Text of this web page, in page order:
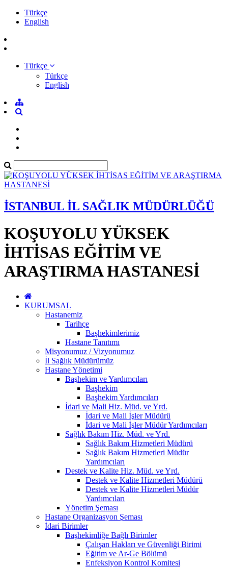
Türkçe
English
Türkçe
Türkçe
English
İSTANBUL İL SAĞLIK MÜDÜRLÜĞÜ
KOŞUYOLU YÜKSEK
İHTİSAS EĞİTİM VE
ARAŞTIRMA HASTANESİ
KURUMSAL
Hastanemiz
Tarihçe
Başhekimlerimiz
Hastane Tanıtımı
Misyonumuz / Vizyonumuz
İl Sağlık Müdürümüz
Hastane Yönetimi
Başhekim ve Yardımcıları
Başhekim
Başhekim Yardımcıları
İdari ve Mali Hiz. Müd. ve Yrd.
İdari ve Mali İşler Müdürü
İdari ve Mali İşler Müdür Yardımcıları
Sağlık Bakım Hiz. Müd. ve Yrd.
Sağlık Bakım Hizmetleri Müdürü
Sağlık Bakım Hizmetleri Müdür
Yardımcıları
Destek ve Kalite Hiz. Müd. ve Yrd.
Destek ve Kalite Hizmetleri Müdürü
Destek ve Kalite Hizmetleri Müdür
Yardımcıları
Yönetim Şeması
Hastane Organizasyon Şeması
İdari Birimler
Başhekimliğe Bağlı Birimler
Çalışan Hakları ve Güvenliği Birimi
Eğitim ve Ar-Ge Bölümü
Enfeksiyon Kontrol Komitesi